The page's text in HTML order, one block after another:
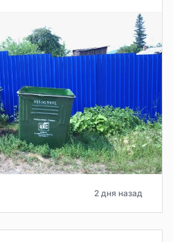
2 дня назад